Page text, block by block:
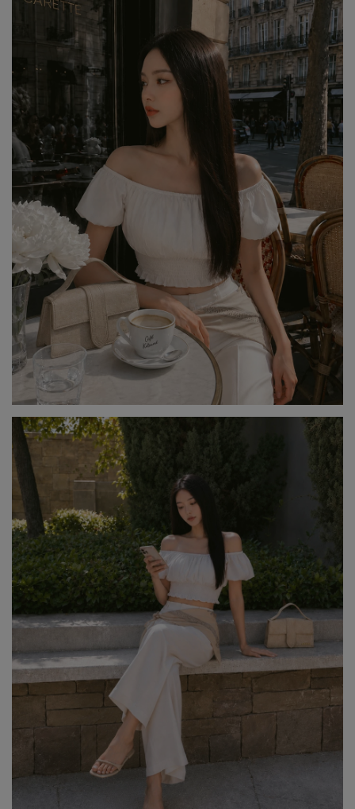
身高170cm／胸圍Bust：81cm
腰圍Waist：60cm／臀圍hips：91cm
試穿報告：模特兒穿著S號